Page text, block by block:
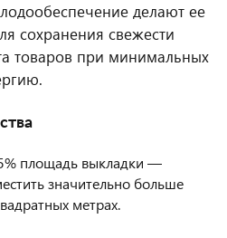
делают ее
сохранения свежести
товаров при минимальных
площадь выкладки —
значительно больше
метрах.